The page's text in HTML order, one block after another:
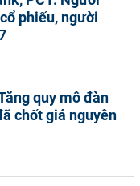
phiếu, người
quy mô đàn
chốt giá nguyên